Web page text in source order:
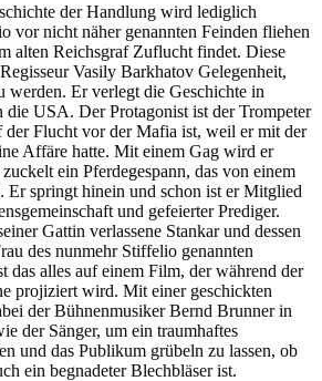
der Handlung wird lediglich
vor nicht näher genannten Feinden fliehen
alten Reichsgraf Zuflucht findet. Diese
Vasily Barkhatov Gelegenheit,
werden. Er verlegt die Geschichte in
die USA. Der Protagonist ist der Trompeter
Flucht vor der Mafia ist, weil er mit der
Affäre hatte. Mit einem Gag wird er
ein Pferdegespann, das von einem
Er springt hinein und schon ist er Mitglied
und gefeierter Prediger.
Gattin verlassene Stankar und dessen
des nunmehr Stiffelio genannten
das alles auf einem Film, der während der
projiziert wird. Mit einer geschickten
der Bühnenmusiker Bernd Brunner in
der Sänger, um ein traumhaftes
und das Publikum grübeln zu lassen, ob
ein begnadeter Blechbläser ist.